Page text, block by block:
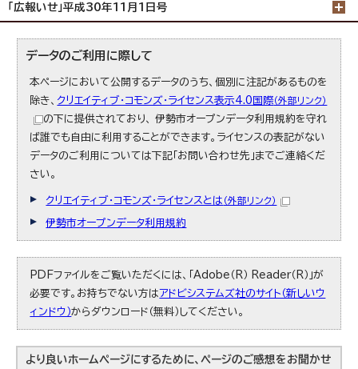
「広報いせ」平成30年11月1日号
データのご利用に際して
本ページにおいて公開するデータのうち、個別に注記があるものを
除き、 クリエイティブ・コモンズ・ライセンス表示4.0国際（外部リンク）
の下に提供されており、 伊勢市オープンデータ利用規約を守れ
ば誰でも自由に利用することができます。ライセンスの表記がない
データのご利用については下記「お問い合わせ先」までご連絡くだ
さい。
クリエイティブ・コモンズ・ライセンスとは （外部リンク）
伊勢市オープンデータ利用規約
PDFファイルをご覧いただくには、「Adobe（R） Reader（R）」が
必要です。お持ちでない方は アドビシステムズ社のサイト（新しいウ
ィンドウ）からダウンロード（無料）してください。
より良いホームページにするために、ページのご感想をお聞かせ